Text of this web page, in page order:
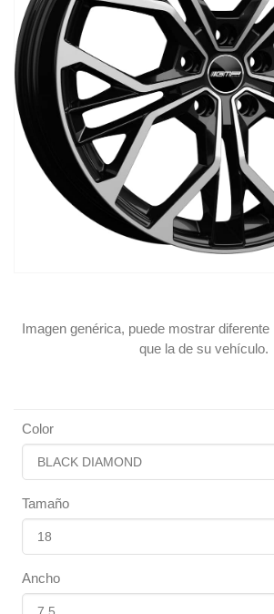
Imagen genérica, puede mostrar
que la de su vehículo.
Color
Tamaño
Ancho